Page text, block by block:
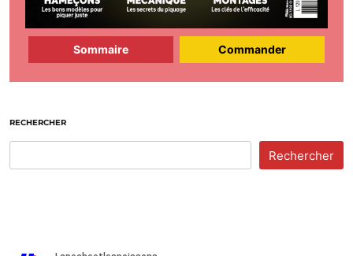
Sommaire Commander
RECHERCHER
Rechercher